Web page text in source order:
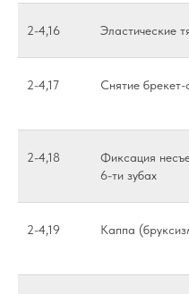
2-4,16 Эластические
2-4,17 Снятие
2-4,18
Фиксация
6-ти зубах
2-4,19 Каппа